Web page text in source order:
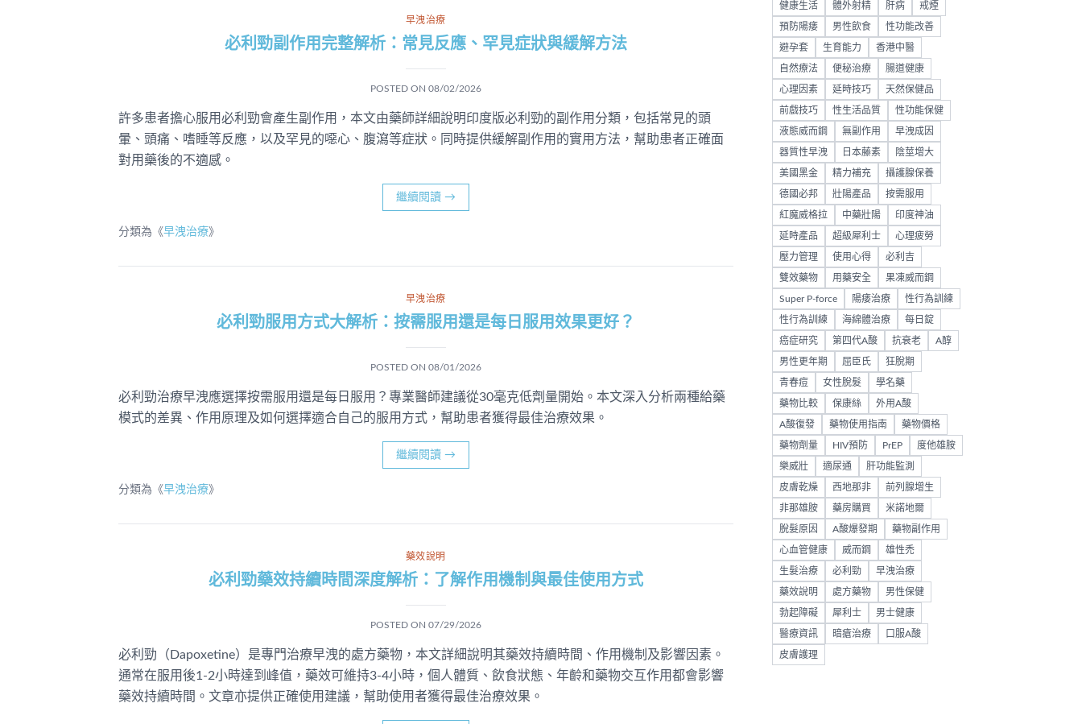
早洩治療
必利勁副作用完整解析：常見反應、罕見症狀與緩解方法
POSTED ON 08/02/2026
許多患者擔心服用必利勁會產生副作用，本文由藥師詳細說明印度版必利勁的副作用分類，包括常見的頭
暈、頭痛、嗜睡等反應，以及罕見的噁心、腹瀉等症狀。同時提供緩解副作用的實用方法，幫助患者正確面
對用藥後的不適感。
繼續閱讀 →
分類為《早洩治療》
早洩治療
必利勁服用方式大解析：按需服用還是每日服用效果更好？
POSTED ON 08/01/2026
必利勁治療早洩應選擇按需服用還是每日服用？專業醫師建議從30毫克低劑量開始。本文深入分析兩種給藥
模式的差異、作用原理及如何選擇適合自己的服用方式，幫助患者獲得最佳治療效果。
繼續閱讀 →
分類為《早洩治療》
藥效說明
必利勁藥效持續時間深度解析：了解作用機制與最佳使用方式
POSTED ON 07/29/2026
必利勁（Dapoxetine）是專門治療早洩的處方藥物，本文詳細說明其藥效持續時間、作用機制及影響因素。
通常在服用後1-2小時達到峰值，藥效可維持3-4小時，個人體質、飲食狀態、年齡和藥物交互作用都會影響
藥效持續時間。文章亦提供正確使用建議，幫助使用者獲得最佳治療效果。
健康生活 體外射精 肝病 戒煙
預防陽痿 男性飲食 性功能改善
避孕套 生育能力 香港中醫
自然療法 便秘治療 腸道健康
心理因素 延時技巧 天然保健品
前戲技巧 性生活品質 性功能保健
液態威而鋼 無副作用 早洩成因
器質性早洩 日本藤素 陰莖增大
美國黑金 精力補充 攝護腺保養
德國必邦 壯陽產品 按需服用
紅魔威格拉 中藥壯陽 印度神油
延時產品 超級犀利士 心理疲勞
壓力管理 使用心得 必利吉
雙效藥物 用藥安全 果凍威而鋼
Super P-force 陽痿治療 性行為訓練
性行為訓練 海綿體治療 每日錠
癌症研究 第四代A酸 抗衰老 A醇
男性更年期 屈臣氏 狂脫期
青春痘 女性脫髮 學名藥
藥物比較 保康絲 外用A酸
A酸復發 藥物使用指南 藥物價格
藥物劑量 HIV預防 PrEP 度他雄胺
樂威壯 適尿通 肝功能監測
皮膚乾燥 西地那非 前列腺增生
非那雄胺 藥房購買 米諾地爾
脫髮原因 A酸爆發期 藥物副作用
心血管健康 威而鋼 雄性禿
生髮治療 必利勁 早洩治療
藥效說明 處方藥物 男性保健
勃起障礙 犀利士 男士健康
醫療資訊 暗瘡治療 口服A酸
皮膚護理